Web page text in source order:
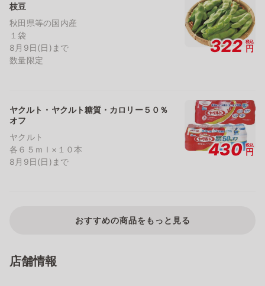
枝豆
秋田県等の国内産
１袋
8月9日(日)まで
数量限定
322 税込
円
ヤクルト・ヤクルト糖質・カロリー５０％
オフ
ヤクルト
各６５ｍｌ×１０本
8月9日(日)まで
430 税込
円
おすすめの商品をもっと見る
店舗情報